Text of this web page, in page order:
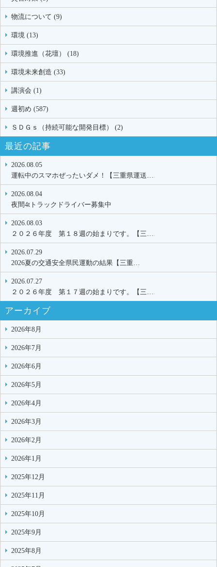
物流について (9)
環境 (13)
環境推進（花壇） (18)
環境未来創造 (33)
講演会 (1)
週初め (587)
ＳＤＧｓ（持続可能な開発目標） (2)
最近の記事
2026.08.05
運転中のスマホぜったいダメ！【三重県運送…
2026.08.04
夜間4tトラックドライバー募集中
2026.08.03
２０２６年度 第１８週の始まりです。【三…
2026.07.29
2026夏の交通安全県民運動の結果【三重…
2026.07.27
２０２６年度 第１７週の始まりです。【三…
アーカイブ
2026年8月
2026年7月
2026年6月
2026年5月
2026年4月
2026年3月
2026年2月
2026年1月
2025年12月
2025年11月
2025年10月
2025年9月
2025年8月